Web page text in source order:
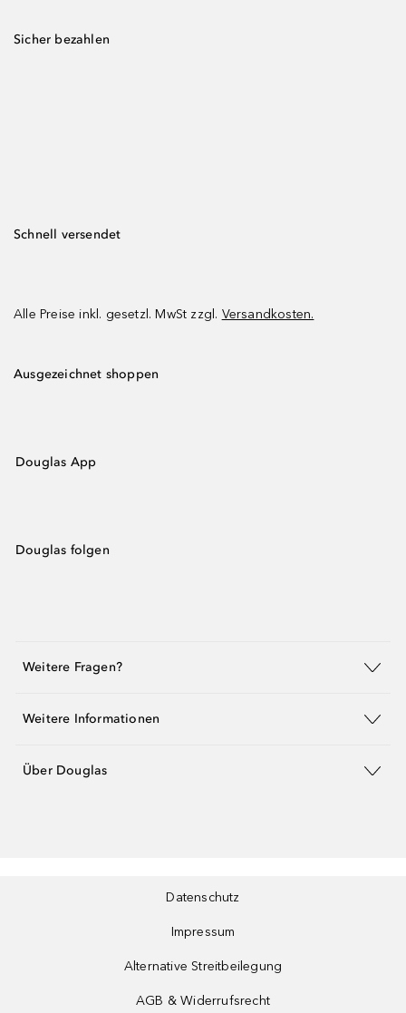
Sicher bezahlen
Schnell versendet
Alle Preise inkl. gesetzl. MwSt zzgl. Versandkosten.
Ausgezeichnet shoppen
Douglas App
Douglas folgen
Weitere Fragen?
Weitere Informationen
Über Douglas
Datenschutz
Impressum
Alternative Streitbeilegung
AGB & Widerrufsrecht